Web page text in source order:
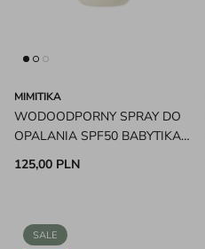
MIMITIKA
WODOODPORNY SPRAY DO
OPALANIA SPF50 BABYTIKA
MIMITIKA
125,00 PLN
SALE